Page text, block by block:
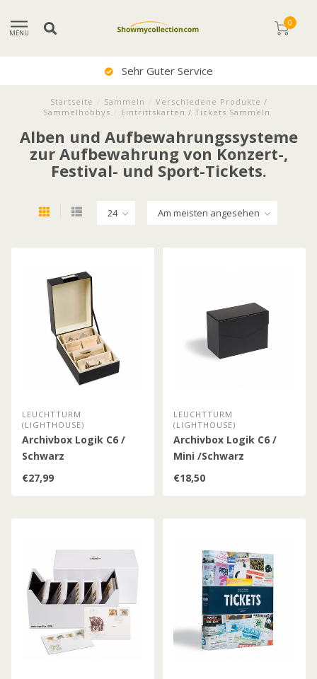
MENU
0
Sehr Guter Service
Startseite Sammeln
Verschiedene Produkte /
Sammelhobbys
Eintrittskarten / Tickets Sammeln
Alben und Aufbewahrungssysteme
zur Aufbewahrung von Konzert-,
Festival- und Sport-Tickets.
LEUCHTTURM
(LIGHTHOUSE)
Archivbox Logik C6 /
Schwarz
€27,99
LEUCHTTURM
(LIGHTHOUSE)
Archivbox Logik C6 /
Mini /Schwarz
€18,50